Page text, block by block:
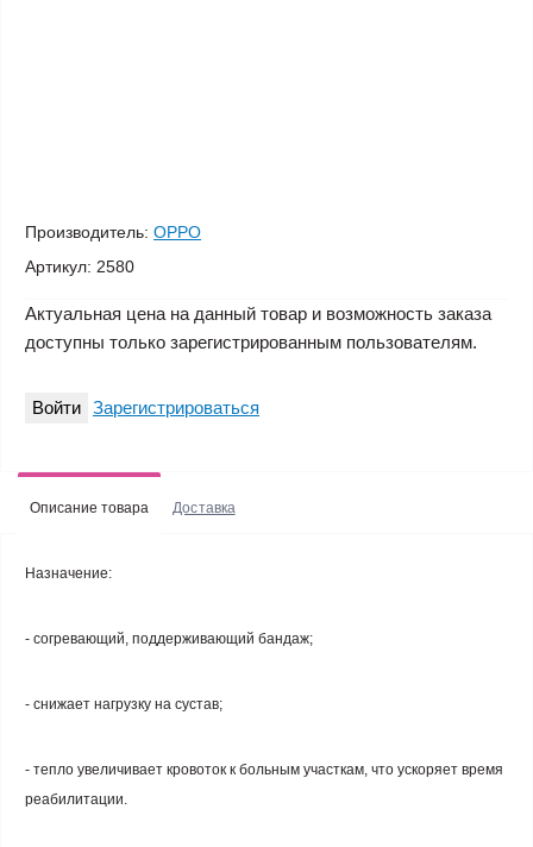
Производитель: OPPO
Артикул: 2580
Актуальная цена на данный товар и возможность заказа
доступны только зарегистрированным пользователям.
Войти Зарегистрироваться
Описание товара Доставка
Назначение:
- согревающий, поддерживающий бандаж;
- снижает нагрузку на сустав;
- тепло увеличивает кровоток к больным участкам, что ускоряет время
реабилитации.